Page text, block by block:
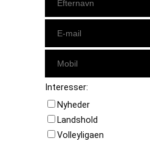
Interesser:
Nyheder
Landshold
Volleyligaen